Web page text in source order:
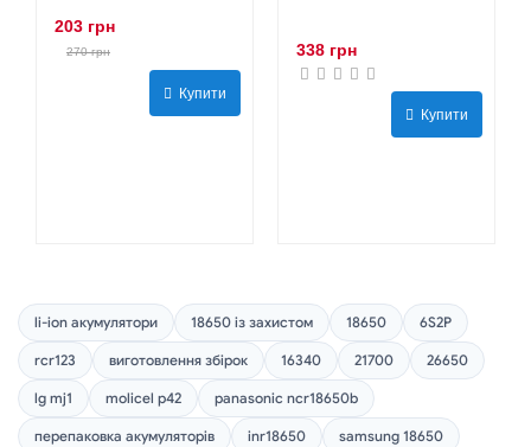
203 грн
270 грн
Купити
338 грн
Купити
li-ion акумулятори 18650 із захистом 18650 6S2P
rcr123 виготовлення збірок 16340 21700 26650
lg mj1 molicel p42 panasonic ncr18650b
перепаковка акумуляторів inr18650 samsung 18650